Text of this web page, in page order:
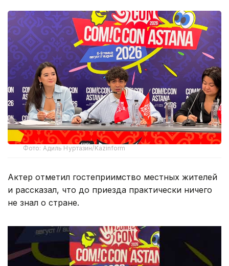
Фото: Адиль Нуртазин/Kazinform
Актер отметил гостеприимство местных жителей
и рассказал, что до приезда практически ничего
не знал о стране.